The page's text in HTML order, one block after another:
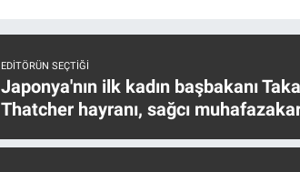
EDITÖRÜN SEÇTIĞI
Japonya'nın ilk kadın başbakanı
Thatcher hayranı, sağcı